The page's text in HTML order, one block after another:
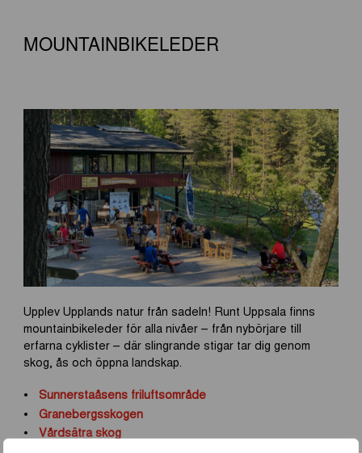
MOUNTAINBIKELEDER
Upplev Upplands natur från sadeln! Runt Uppsala finns
mountainbikeleder för alla nivåer – från nybörjare till
erfarna cyklister – där slingrande stigar tar dig genom
skog, ås och öppna landskap.
Sunnerstaåsens friluftsområde
Granebergsskogen
Vårdsätra skog